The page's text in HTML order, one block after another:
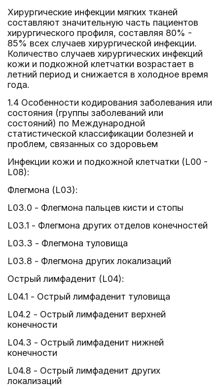
Хирургические инфекции мягких тканей
составляют значительную часть пациентов
хирургического профиля, составляя 80% -
85% всех случаев хирургической инфекции.
Количество случаев хирургических инфекций
кожи и подкожной клетчатки возрастает в
летний период и снижается в холодное время
года.
1.4 Особенности кодирования заболевания или
состояния (группы заболеваний или
состояний) по Международной
статистической классификации болезней и
проблем, связанных со здоровьем
Инфекции кожи и подкожной клетчатки (L00 -
L08):
Флегмона (L03):
L03.0 - Флегмона пальцев кисти и стопы
L03.1 - Флегмона других отделов конечностей
L03.3 - Флегмона туловища
L03.8 - Флегмона других локализаций
Острый лимфаденит (L04):
L04.1 - Острый лимфаденит туловища
L04.2 - Острый лимфаденит верхней
конечности
L04.3 - Острый лимфаденит нижней
конечности
L04.8 - Острый лимфаденит других
локализаций